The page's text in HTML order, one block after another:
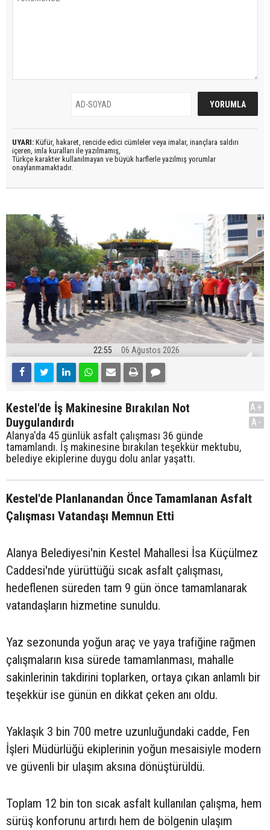
UYARI: Küfür, hakaret, rencide edici cümleler veya imalar, inançlara saldırı
içeren, imla kuralları ile yazılmamış,
Türkçe karakter kullanılmayan ve büyük harflerle yazılmış yorumlar
onaylanmamaktadır.
22:55 06 Ağustos 2026
Kestel'de İş Makinesine Bırakılan Not
Duygulandırdı
Alanya'da 45 günlük asfalt çalışması 36 günde
tamamlandı. İş makinesine bırakılan teşekkür mektubu,
belediye ekiplerine duygu dolu anlar yaşattı.
A+
A-
Kestel'de Planlanandan Önce Tamamlanan Asfalt
Çalışması Vatandaşı Memnun Etti
Alanya Belediyesi'nin Kestel Mahallesi İsa Küçülmez
Caddesi'nde yürüttüğü sıcak asfalt çalışması,
hedeflenen süreden tam 9 gün önce tamamlanarak
vatandaşların hizmetine sunuldu.
Yaz sezonunda yoğun araç ve yaya trafiğine rağmen
çalışmaların kısa sürede tamamlanması, mahalle
sakinlerinin takdirini toplarken, ortaya çıkan anlamlı bir
teşekkür ise günün en dikkat çeken anı oldu.
Yaklaşık 3 bin 700 metre uzunluğundaki cadde, Fen
İşleri Müdürlüğü ekiplerinin yoğun mesaisiyle modern
ve güvenli bir ulaşım aksına dönüştürüldü.
Toplam 12 bin ton sıcak asfalt kullanılan çalışma, hem
sürüş konforunu artırdı hem de bölgenin ulaşım